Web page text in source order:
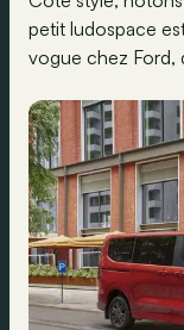
petit ludospace
vogue chez Ford,